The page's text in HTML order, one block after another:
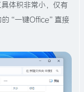
体积非常小，仅有
的“一键Office”直接